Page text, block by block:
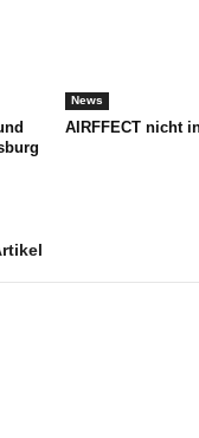
News
AIRFFECT nicht